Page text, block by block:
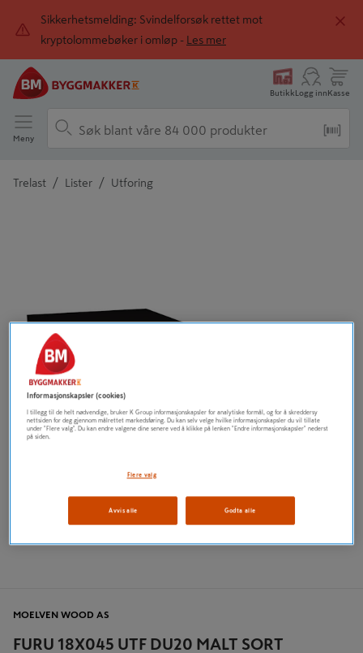
Sikkerhetsmelding: Svindelforsøk rettet mot
kryptolommebøker i omløp -
Les mer
ButikkLogg innKasse
Meny
Trelast / Lister / Utforing
FURU 18X045 UTF DU20 MALT SORT
MOELVEN WOOD AS
Informasjonskapsler (cookies)
I tillegg til de helt nødvendige, bruker K Group informasjonskapsler for analytiske formål, og for å skreddersy
nettsiden for deg gjennom målrettet markedsføring. Du kan selv velge hvilke informasjonskapsler du vil tillate
under "Flere valg". Du kan endre valgene dine senere ved å klikke på lenken "Endre informasjonskapsler" nederst
på siden.
Flere valg
Avvis alle Godta alle